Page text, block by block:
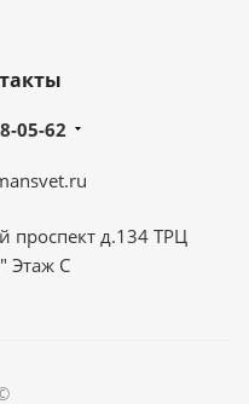
05-62
проспект д.134 ТРЦ
Этаж С